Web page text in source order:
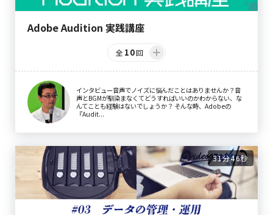
Adobe Audition 実践講座
全 10回
インタビュー音声でノイズに悩んだことはありませんか？音
声とBGMが馴染まなくてどうすればいいのかわからない、な
んてことも経験はないでしょうか？ そんな時、Adobeの
『Audit...
31分46秒